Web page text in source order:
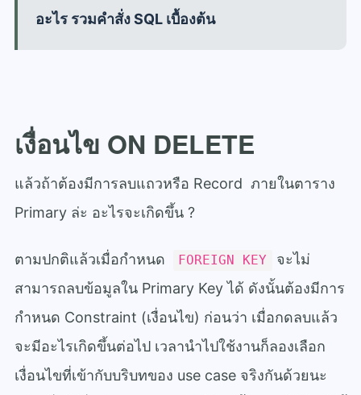
อะไร รวมคำสั่ง SQL เบื้องต้น
เงื่อนไข ON DELETE
แล้วถ้าต้องมีการลบแถวหรือ Record ภายในตาราง
Primary ล่ะ อะไรจะเกิดขึ้น ?
ตามปกติแล้วเมื่อกำหนด FOREIGN KEY
จะไม่
สามารถลบข้อมูลใน Primary Key ได้ ดังนั้นต้องมีการ
กำหนด Constraint (เงื่อนไข) ก่อนว่า เมื่อกดลบแล้ว
จะมีอะไรเกิดขึ้นต่อไป เวลานำไปใช้งานก็ลองเลือก
เงื่อนไขที่เข้ากับบริบทของ use case จริงกันด้วยนะ